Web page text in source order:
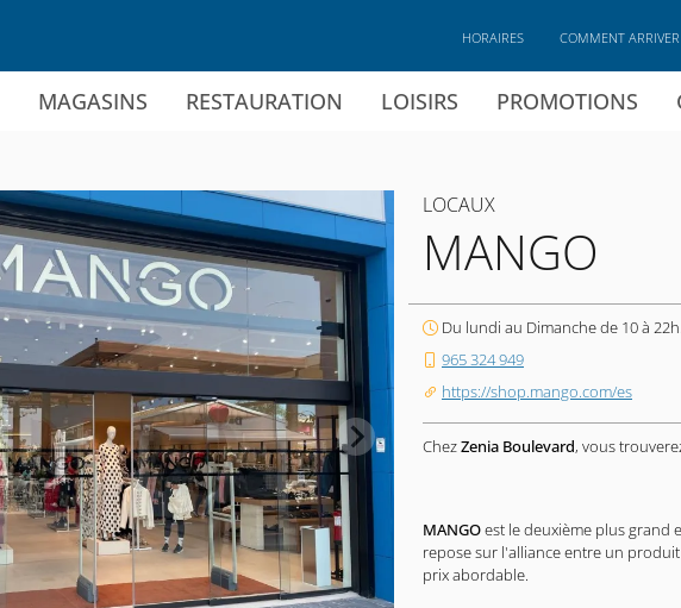
MAGASINS RESTAURATION LOISIRS PROMOTIONS
HORAIRES COMMENT ARRIVER
LOCAUX
MANGO
Du lundi au Dimanche de 10 à 22h.
965 324 949
https://shop.mango.com/es
ChezZenia Boulevard, vous
MANGOest le deuxième plus grand
repose sur l'alliance entre un
prix abordable.